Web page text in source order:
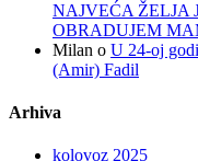
NAJVEĆA ŽELJA
OBRADUJEM
Milan o U 24-oj
(Amir) Fadil
Arhiva
kolovoz 2025